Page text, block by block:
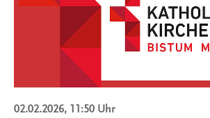
02.02.2026, 11:50 Uhr